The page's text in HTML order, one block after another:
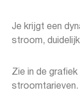
Je krijgt een
stroom,
Zie in de
stroomtarieven.